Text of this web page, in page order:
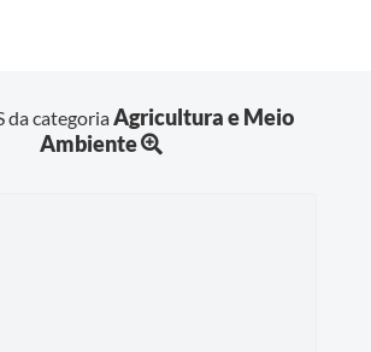
da categoriaAgricultura e Meio
Ambiente